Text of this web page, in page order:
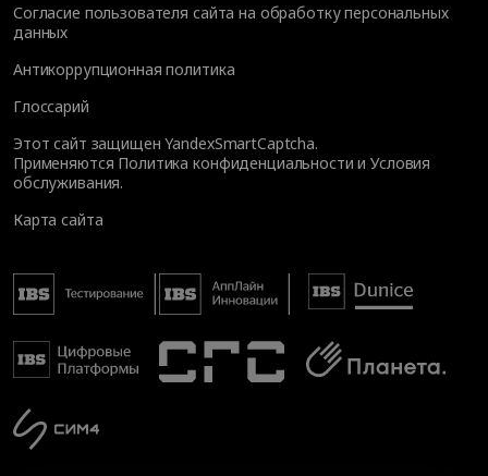
Согласие пользователя сайта на обработку персональных
данных
Антикоррупционная политика
Глоссарий
Этот сайт защищен YandexSmartCaptcha.
Применяются Политика конфиденциальности иУсловия
обслуживания.
Карта сайта